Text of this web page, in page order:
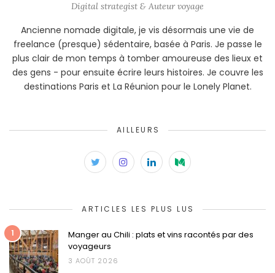
Digital strategist & Auteur voyage
Ancienne nomade digitale, je vis désormais une vie de
freelance (presque) sédentaire, basée à Paris. Je passe le
plus clair de mon temps à tomber amoureuse des lieux et
des gens - pour ensuite écrire leurs histoires. Je couvre les
destinations Paris et La Réunion pour le Lonely Planet.
AILLEURS
ARTICLES LES PLUS LUS
1
Manger au Chili : plats et vins racontés par des
voyageurs
3 AOÛT 2026